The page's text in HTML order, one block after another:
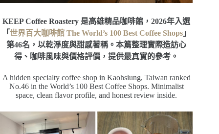
KEEP Coffee Roastery 是高雄精品咖啡館，2026年入選
「世界百大咖啡館 The World’s 100 Best Coffee Shops 」
第46名，以乾淨度與甜感著稱。本篇整理實際造訪心
得、咖啡風味與價格評價，提供最真實的參考。
A hidden specialty coffee shop in Kaohsiung, Taiwan ranked
No.46 in the World’s 100 Best Coffee Shops. Minimalist
space, clean flavor profile, and honest review inside.